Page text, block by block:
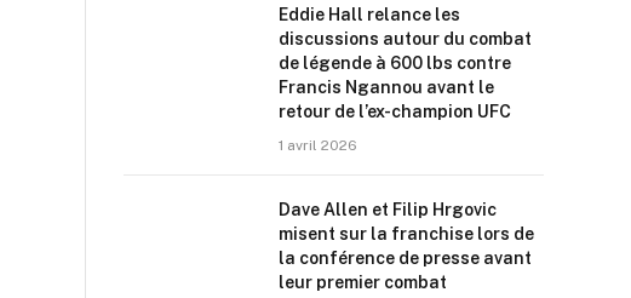
Eddie Hall relance les
discussions autour du combat
de légende à 600 lbs contre
Francis Ngannou avant le
retour de l’ex-champion UFC
1 avril 2026
Dave Allen et Filip Hrgovic
misent sur la franchise lors de
la conférence de presse avant
leur premier combat